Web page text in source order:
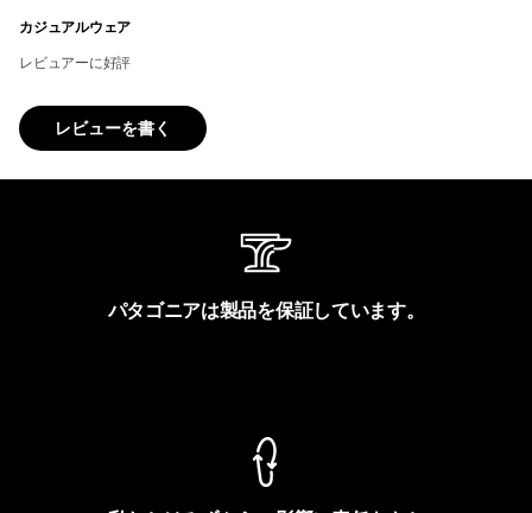
カジュアルウェア
レビュアーに好評
レビューを書く
パタゴニアは製品を保証しています。